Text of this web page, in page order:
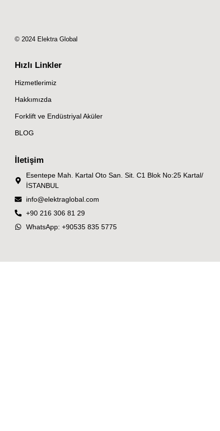
© 2024 Elektra Global
Hızlı Linkler
Hizmetlerimiz
Hakkımızda
Forklift ve Endüstriyal Aküler
BLOG
İletişim
Esentepe Mah. Kartal Oto San. Sit. C1 Blok No:25 Kartal/
İSTANBUL
info@elektraglobal.com
+90 216 306 81 29
WhatsApp: +90535 835 5775